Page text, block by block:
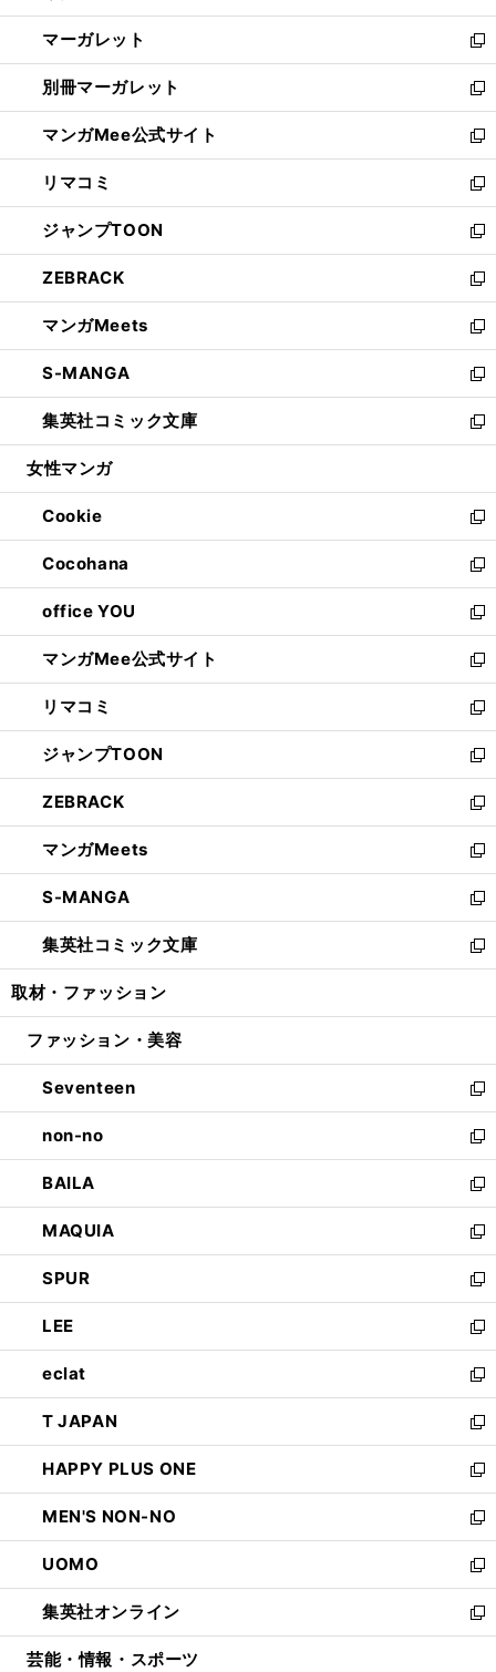
開
く
ウ
で
開
く
ン
ド
ウ
で
開
く
し
い
ウ
ィ
ン
ド
ウ
で
開
く
マーガレット
新
し
い
ウ
ィ
ン
ド
ウ
で
開
く
別冊マーガレット
新
し
い
ウ
ィ
ン
ド
ウ
で
開
く
マンガMee公式サイト
新
し
い
ウ
ィ
ン
ド
ウ
で
開
く
リマコミ
新
し
い
ウ
ィ
ン
ド
ウ
で
開
く
ジャンプTOON
新
し
い
ウ
ィ
ン
ド
ウ
で
開
ZEBRACK
新
し
い
ウ
ィ
ン
ド
ウ
開
く
マンガMeets
新
し
い
ウ
ィ
ン
ウ
で
開
く
S-MANGA
新
し
い
ウ
ン
ド
ウ
で
開
く
集英社コミック文庫
新
し
ウ
ィ
ン
ド
ウ
で
開
く
女性マンガ
Cookie
新
し
い
ウ
ィ
ン
ド
ウ
で
開
く
Cocohana
新
し
い
ウ
ィ
ン
ド
ウ
で
開
く
office YOU
新
し
い
ウ
ィ
ン
ド
ウ
で
開
く
マンガMee公式サイト
新
し
い
ウ
ィ
ン
ド
ウ
で
開
く
リマコミ
新
し
い
ウ
ィ
ン
ド
ウ
で
開
く
ジャンプTOON
新
し
い
ウ
ィ
ン
ド
ウ
で
開
ZEBRACK
新
し
い
ウ
ィ
ン
ド
ウ
開
マンガMeets
新
し
い
ウ
ィ
ン
ウ
開
く
S-MANGA
新
し
い
ウ
ン
ウ
で
開
く
集英社コミック文庫
新
し
ウ
ン
ド
ウ
で
開
く
取材・ファッション
ファッション・美容
Seventeen
新
し
い
ウ
ィ
ン
ド
ウ
で
開
く
non-no
新
し
い
ウ
ィ
ン
ド
ウ
で
開
く
BAILA
新
し
い
ウ
ィ
ン
ド
ウ
で
開
く
MAQUIA
新
し
い
ウ
ィ
ン
ド
ウ
で
開
く
SPUR
新
し
い
ウ
ィ
ン
ド
ウ
で
開
く
LEE
新
し
い
ウ
ィ
ン
ド
ウ
で
開
く
eclat
新
し
い
ウ
ィ
ン
ド
ウ
で
開
く
T JAPAN
新
し
い
ウ
ィ
ン
ド
ウ
で
開
HAPPY PLUS ONE
新
し
い
ウ
ィ
ン
ド
ウ
MEN'S NON-NO
新
し
い
ウ
ィ
ン
UOMO
新
し
い
ウ
集英社オンライン
新
し
芸能・情報・スポーツ